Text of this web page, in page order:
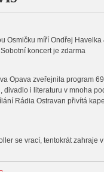
HARD AND HEAVY
VEČERNÍ MIX
Osmičku míří Ondřej Havelka
koncert je zdarma
Opava zveřejnila program
divadlo i literaturu v mnoha
Rádia Ostravan přivítá
se vrací, tentokrát zahraje